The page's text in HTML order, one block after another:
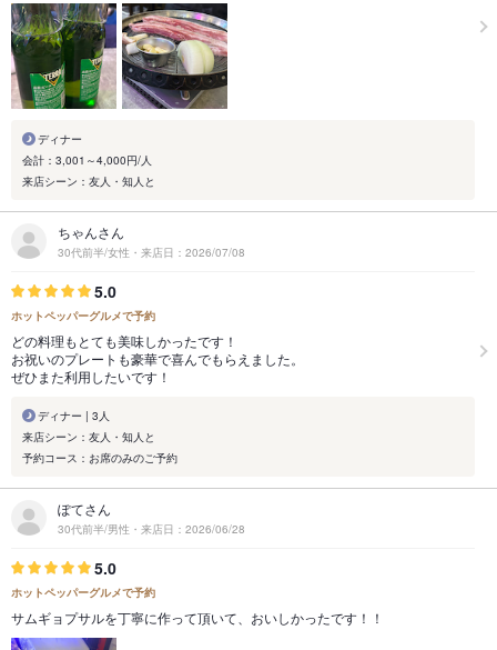
ディナー
会計：3,001～4,000円/人
来店シーン：友人・知人と
ちゃんさん
30代前半/女性・来店日：2026/07/08
5.0
ホットペッパーグルメで予約
どの料理もとても美味しかったです！
お祝いのプレートも豪華で喜んでもらえました。
ぜひまた利用したいです！
ディナー | 3人
来店シーン：友人・知人と
予約コース：お席のみのご予約
ぽてさん
30代前半/男性・来店日：2026/06/28
5.0
ホットペッパーグルメで予約
サムギョプサルを丁寧に作って頂いて、おいしかったです！！